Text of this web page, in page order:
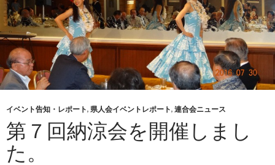
イベント告知・レポート, 県人会イベントレポート, 連合会ニュース
第７回納涼会を開催しまし
た。